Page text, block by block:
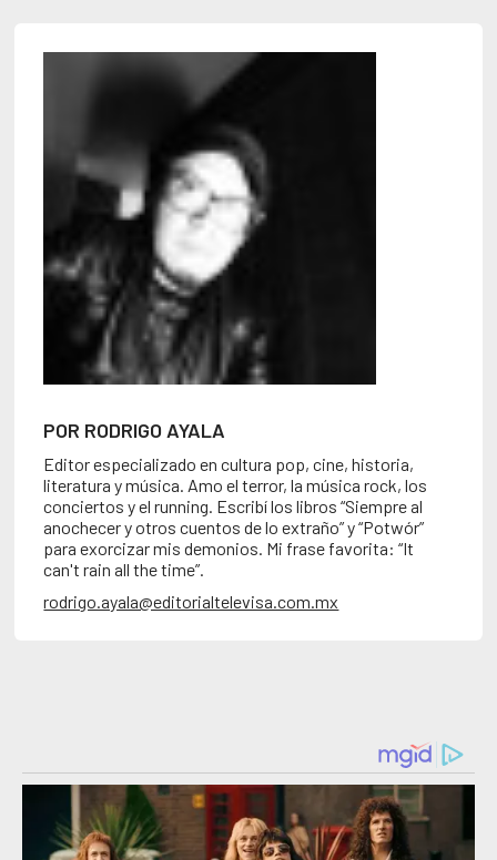
POR RODRIGO AYALA
Editor especializado en cultura pop, cine, historia,
literatura y música. Amo el terror, la música rock, los
conciertos y el running. Escribí los libros “Siempre al
anochecer y otros cuentos de lo extraño” y “Potwór”
para exorcizar mis demonios. Mi frase favorita: “It
can't rain all the time”.
rodrigo.ayala@editorialtelevisa.com.mx